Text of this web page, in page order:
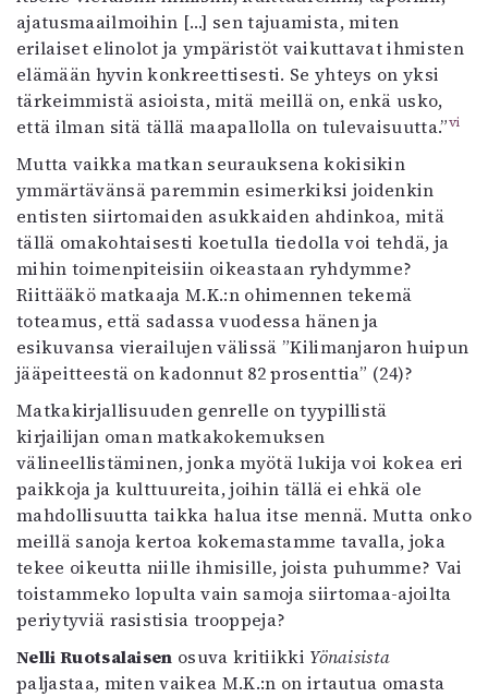
ajatusmaailmoihin […] sen tajuamista, miten
erilaiset elinolot ja ympäristöt vaikuttavat ihmisten
elämään hyvin konkreettisesti. Se yhteys on yksi
tärkeimmistä asioista, mitä meillä on, enkä usko,
että ilman sitä tällä maapallolla on tulevaisuutta.”vi
Mutta vaikka matkan seurauksena kokisikin
ymmärtävänsä paremmin esimerkiksi joidenkin
entisten siirtomaiden asukkaiden ahdinkoa, mitä
tällä omakohtaisesti koetulla tiedolla voi tehdä, ja
mihin toimenpiteisiin oikeastaan ryhdymme?
Riittääkö matkaaja M.K.:n ohimennen tekemä
toteamus, että sadassa vuodessa hänen ja
esikuvansa vierailujen välissä ”Kilimanjaron huipun
jääpeitteestä on kadonnut 82 prosenttia” (24)?
Matkakirjallisuuden genrelle on tyypillistä
kirjailijan oman matkakokemuksen
välineellistäminen, jonka myötä lukija voi kokea eri
paikkoja ja kulttuureita, joihin tällä ei ehkä ole
mahdollisuutta taikka halua itse mennä. Mutta onko
meillä sanoja kertoa kokemastamme tavalla, joka
tekee oikeutta niille ihmisille, joista puhumme? Vai
toistammeko lopulta vain samoja siirtomaa-ajoilta
periytyviä rasistisia trooppeja?
Nelli Ruotsalaisen osuva kritiikki Yönaisista
paljastaa, miten vaikea M.K.:n on irtautua omasta